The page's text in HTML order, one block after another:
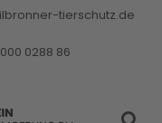
tierschutz.de
0288 86